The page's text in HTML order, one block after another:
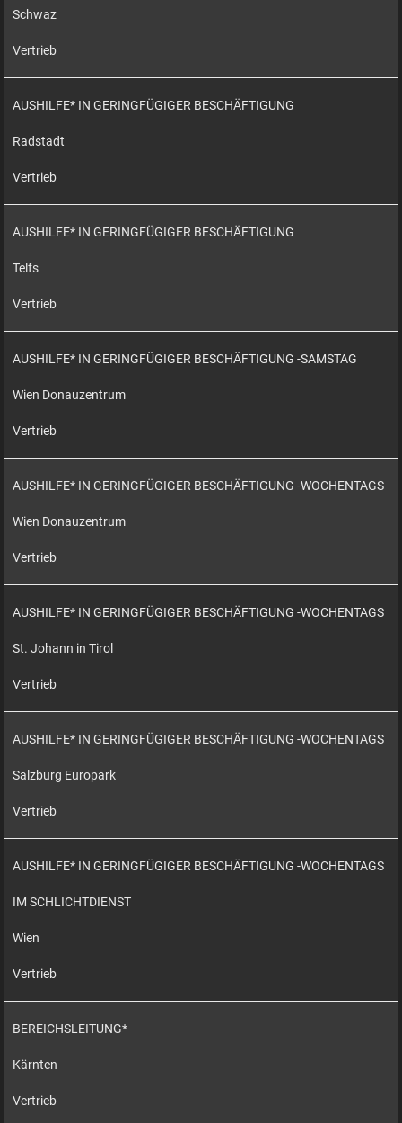
Schwaz
Vertrieb
AUSHILFE* IN GERINGFÜGIGER BESCHÄFTIGUNG
Radstadt
Vertrieb
AUSHILFE* IN GERINGFÜGIGER BESCHÄFTIGUNG
Telfs
Vertrieb
AUSHILFE* IN GERINGFÜGIGER BESCHÄFTIGUNG -SAMSTAG
Wien Donauzentrum
Vertrieb
AUSHILFE* IN GERINGFÜGIGER BESCHÄFTIGUNG -WOCHENTAGS
Wien Donauzentrum
Vertrieb
AUSHILFE* IN GERINGFÜGIGER BESCHÄFTIGUNG -WOCHENTAGS
St. Johann in Tirol
Vertrieb
AUSHILFE* IN GERINGFÜGIGER BESCHÄFTIGUNG -WOCHENTAGS
Salzburg Europark
Vertrieb
AUSHILFE* IN GERINGFÜGIGER BESCHÄFTIGUNG -WOCHENTAGS
IM SCHLICHTDIENST
Wien
Vertrieb
BEREICHSLEITUNG*
Kärnten
Vertrieb